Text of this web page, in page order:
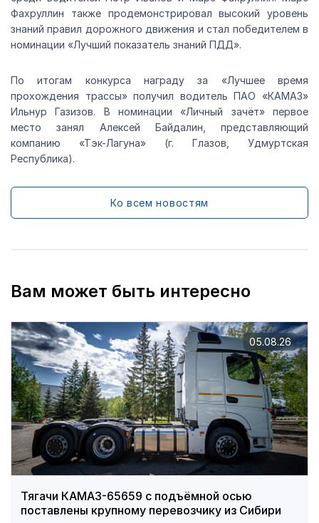
Фахруллин также продемонстрировал высокий уровень
знаний правил дорожного движения и стал победителем в
номинации «Лучший показатель знаний ПДД».
По итогам конкурса награду за «Лучшее время
прохождения трассы» получил водитель ПАО «КАМАЗ»
Ильнур Газизов. В номинации «Личный зачёт» первое
место занял Алексей Байдалин, представляющий
компанию «Тэк-Лагуна» (г. Глазов, Удмуртская
Республика).
Ко всем новостям
Вам может быть интересно
Тягачи КАМАЗ-65659 с подъёмной осью
поставлены крупному перевозчику из Сибири
05.08.26